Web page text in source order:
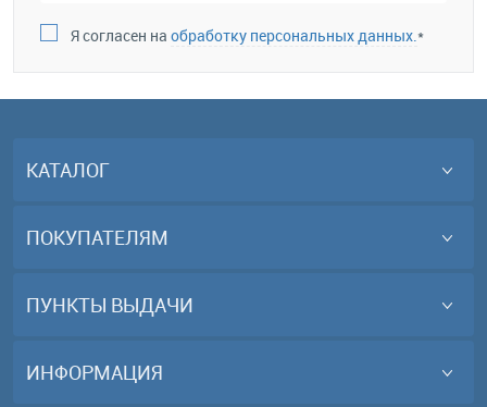
Я согласен на обработку персональных данных. *
КАТАЛОГ
ПОКУПАТЕЛЯМ
ПУНКТЫ ВЫДАЧИ
ИНФОРМАЦИЯ